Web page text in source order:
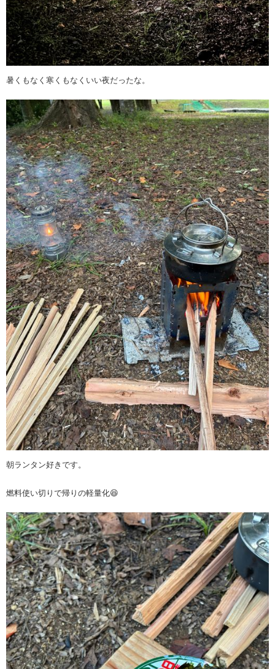
暑くもなく寒くもなくいい夜だったな。
朝ランタン好きです。
燃料使い切りで帰りの軽量化😆